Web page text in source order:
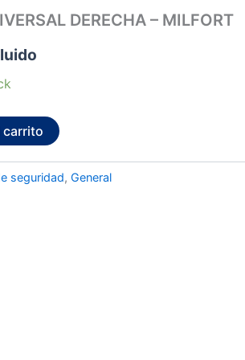
DERECHA – MILFORT
carrito
seguridad,General